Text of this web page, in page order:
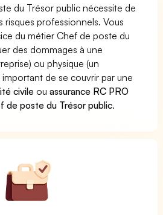
du Trésor public nécessite de
professionnels. Vous
du métier Chef de poste du
des dommages à une
ou physique (un
de se couvrir par une
civile ouassurance RC PRO
de poste du Trésor public.